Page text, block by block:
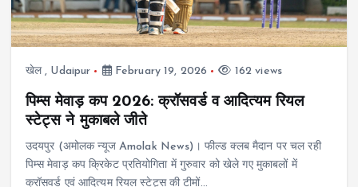
खेल, Udaipur February 19, 2026 162 views
पिम्स मेवाड़ कप 2026: क्रॉसवर्ड व आदित्यम रियल
स्टेट्स ने मुकाबले जीते
उदयपुर (अमोलक न्यूज Amolak News)। फील्ड क्लब मैदान पर चल रही
पिम्स मेवाड़ कप क्रिकेट प्रतियोगिता में गुरुवार को खेले गए मुकाबलों में
क्रॉसवर्ड एवं आदित्यम रियल स्टेट्स की टीमों…